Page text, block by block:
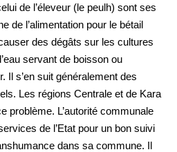
de l’éleveur (le peulh) sont ses
de l’alimentation pour le bétail
des dégâts sur les cultures
servant de boisson ou
Il s’en suit généralement des
Les régions Centrale et de Kara
problème. L’autorité communale
de l’Etat pour un bon suivi
dans sa commune. Il